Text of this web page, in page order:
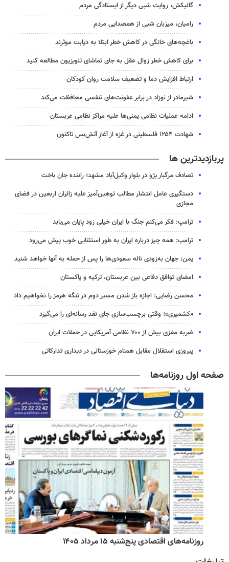
گالیکش، روایت شبی دیگر از ایستادگی مردم
رامیان، میزبان شبی از همصدایی مردم
باغچه‌های خانگی در کاهش خطر ابتلا به دیابت موثرند
برای کاهش خطر زوال عقل به جای تماشای تلویزیون مطالعه کنید
ارتباط افزایش دما و تضعیف سلامت روان کودکان
شیرمادر از نوزاد در برابر عفونت‌های تنفسی محافظت می‌کند
ادامه عملیات نظامی یمنی‌ها علیه مراکز نظامی عربستان
شهادت ۱۲۵۴ فلسطینی در غزه از آغاز آتش‌بس تاکنون
پربازدیدترین ها
تصادف مرگبار پژو در بلوار وکیل‌آباد مشهد؛ راننده جان باخت
دستگیری عامل انتشار مطالب توهین‌آمیز علیه زائران اربعین در فضای
مجازی
ترامپ: فکر می‌کنم جنگ با ایران خیلی زود پایان می‌یابد
ترامپ: همه چیز درباره ایران به طور استثنایی خوب پیش می‌رود
یمن: جهان به‌زودی ناله سعودی‌ها را پس از حمله به آنها خواهد شنید
امضای توافق دفاعی بین عربستان، ترکیه و پاکستان
محسن رضایی: اجازه باز شدن مسیر دوم در تنگه هرمز را نخواهیم داد
«کشمیری»؛ وقتی برچسب‌سازی جای نقد رسانه‌ای را می‌گیرد
ضربه مغزی بیش از ۷۰۰ نظامی آمریکایی در حملات ایران
پیروزی استقلال مقابل همنام خوزستانی در دیداری تدارکاتی
صفحه اول روزنامه‌ها
روزنامه‌های اقتصادی پنج‌شنبه ۱۵ مرداد ۱۴۰۵